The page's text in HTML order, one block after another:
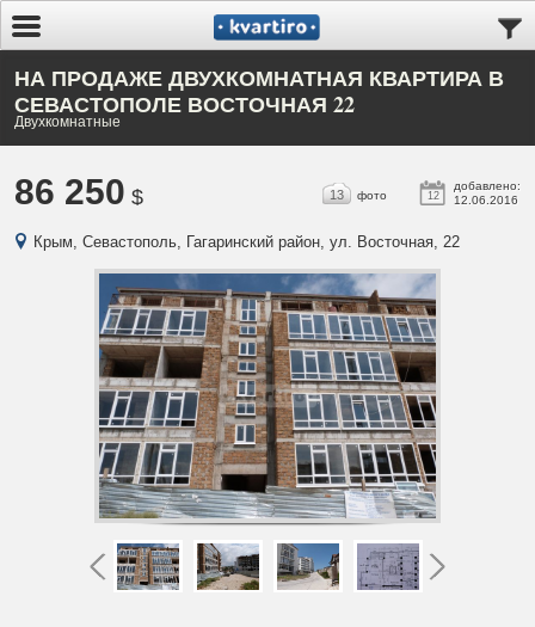
НА ПРОДАЖЕ ДВУХКОМНАТНАЯ КВАРТИРА В
СЕВАСТОПОЛЕ ВОСТОЧНАЯ 22
Двухкомнатные
86 250 $ 12
добавлено:
12.06.2016
13 фото
Крым, Севастополь, Гагаринский район, ул. Восточная, 22